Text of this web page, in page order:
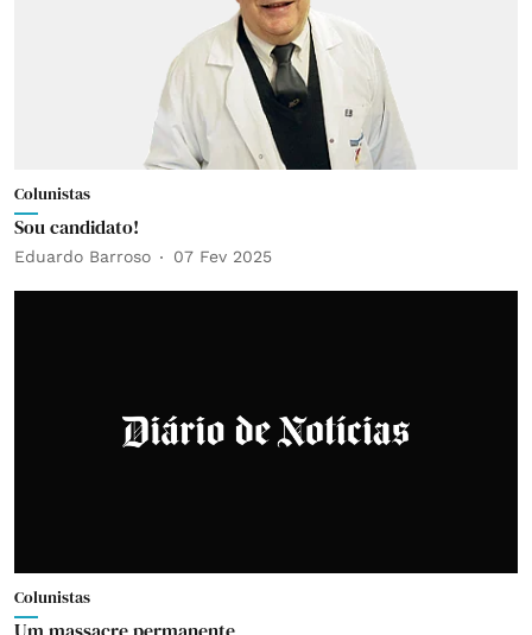
Colunistas
Sou candidato!
Eduardo Barroso 07 Fev 2025
Colunistas